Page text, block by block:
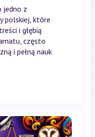
jedno z
polskiej, które
i głębią
często
i pełną nauk